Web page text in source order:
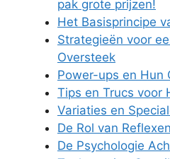
pak grote prijzen!
Het Basisprincipe
Strategieën voor
Oversteek
Power-ups en Hun
Tips en Trucs voor
Variaties en
De Rol van
De Psychologie